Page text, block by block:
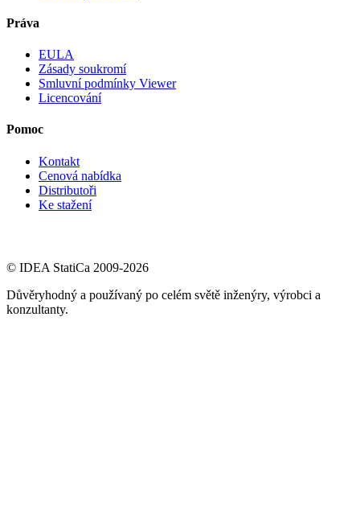
Práva
EULA
Zásady soukromí
Smluvní podmínky Viewer
Licencování
Pomoc
Kontakt
Cenová nabídka
Distributoři
Ke stažení
© IDEA StatiCa 2009-2026
Důvěryhodný a používaný po celém světě inženýry, výrobci a
konzultanty.